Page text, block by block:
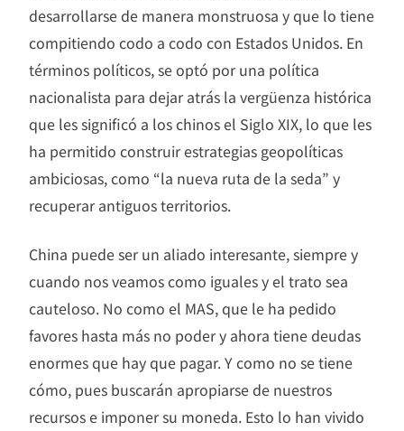
desarrollarse de manera monstruosa y que lo tiene
compitiendo codo a codo con Estados Unidos. En
términos políticos, se optó por una política
nacionalista para dejar atrás la vergüenza histórica
que les significó a los chinos el Siglo XIX, lo que les
ha permitido construir estrategias geopolíticas
ambiciosas, como “la nueva ruta de la seda” y
recuperar antiguos territorios.
China puede ser un aliado interesante, siempre y
cuando nos veamos como iguales y el trato sea
cauteloso. No como el MAS, que le ha pedido
favores hasta más no poder y ahora tiene deudas
enormes que hay que pagar. Y como no se tiene
cómo, pues buscarán apropiarse de nuestros
recursos e imponer su moneda. Esto lo han vivido